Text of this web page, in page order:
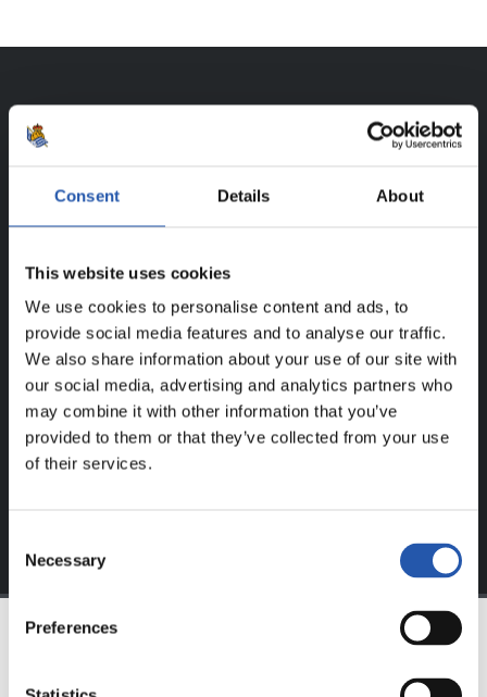
Consent Details About
This website uses cookies
We use cookies to personalise content and ads, to
provide social media features and to analyse our traffic.
We also share information about your use of our site with
our social media, advertising and analytics partners who
may combine it with other information that you’ve
provided to them or that they’ve collected from your use
of their services.
Selection
Necessary
Preferences
UNIQUEMENT POUR LES
UTILISATEURS ENREGISTRÉS !
Ce contenu est réservé aux utilisateurs enregistrés sur
notre site web.
S'inscrire en cliquant sur l'Identifiantet profitez du
contenu exclusif pour vous.